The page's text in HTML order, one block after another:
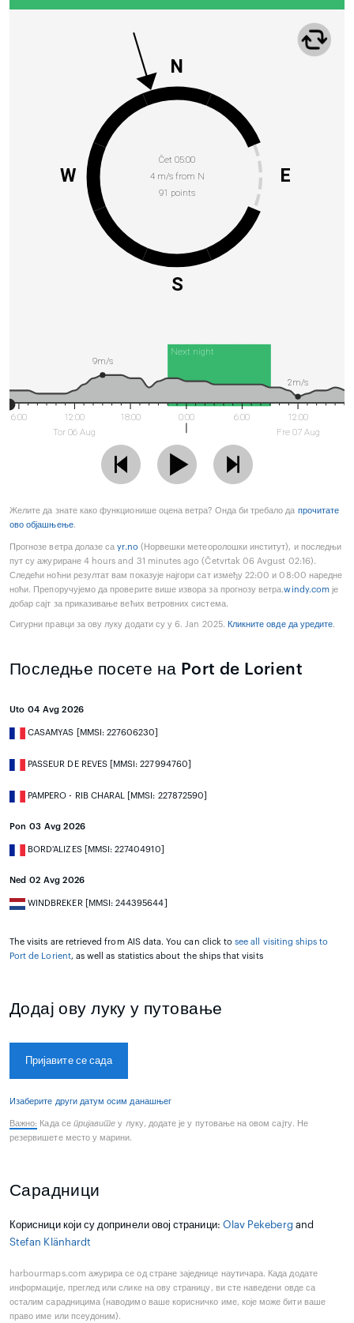
Čet 05:00
4 m/s from N
91 points
N
E
S
W
Next night
6:00
12:00
Tor 06 Aug
18:00 0:00 6:00
12:00
Fre 07 Aug
9m/s
2m/s
Желите да знате како функционише оцена ветра? Онда би требало да прочитате
ово објашњење.
Прогнозе ветра долазе саyr.no (Норвешки метеоролошки институт), и последњи
пут су ажуриране 4 hours and 31 minutes ago (Četvrtak 06 Avgust 02:16).
Следећи ноћни резултат вам показује најгори сат између 22:00 и 08:00 наредне
ноћи. Препоручујемо да проверите више извора за прогнозу ветра.windy.comје
добар сајт за приказивање већих ветровних система.
Сигурни правци за ову луку додати су у 6. Jan 2025. Кликните овде да уредите.
Последње посете на Port de Lorient
Uto 04 Avg 2026
CASAMYAS [MMSI: 227606230]
PASSEUR DE REVES [MMSI: 227994760]
PAMPERO - RIB CHARAL [MMSI: 227872590]
Pon 03 Avg 2026
BORD'ALIZES [MMSI: 227404910]
Ned 02 Avg 2026
WINDBREKER [MMSI: 244395644]
The visits are retrieved from AIS data. You can click tosee all visiting ships to
Port de Lorient, as well as statistics about the ships that visits
Додај ову луку у путовање
Пријавите се сада
Изаберите други датум осим данашњег
Важно: Када се пријавите у луку, додате је у путовање на овом сајту. Не
резервишете место у марини.
Сарадници
Корисници који су допринели овој страници: Olav Pekeberg and
Stefan Klänhardt
harbourmaps.com ажурира се од стране заједнице наутичара. Када додате
информације, преглед или слике на ову страницу, ви сте наведени овде са
осталим сарадницима (наводимо ваше корисничко име, које може бити ваше
право име или псеудоним).